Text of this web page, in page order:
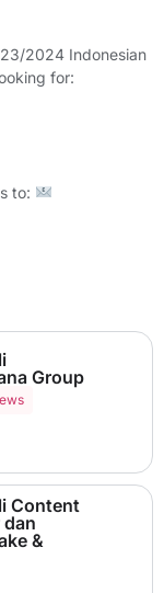
2024 Indonesian
for:
to:
Group
Content
&